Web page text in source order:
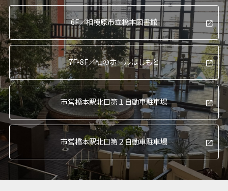
6F／相模原市立橋本図書館
7F-8F／杜のホールはしもと
市営橋本駅北口第１自動車駐車場
市営橋本駅北口第２自動車駐車場